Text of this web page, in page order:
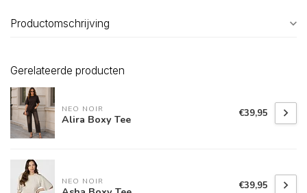
Productomschrijving
Gerelateerde producten
NEO NOIR
Alira Boxy Tee €39,95
NEO NOIR €39,95